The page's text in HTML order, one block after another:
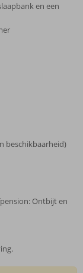
en een
beschikbaarheid)
Ontbijt en